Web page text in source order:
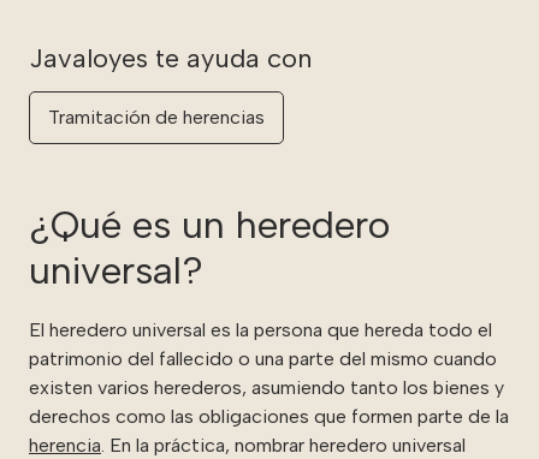
Tramitación de herencias
¿Qué es un heredero
universal?
El heredero universal es la persona que hereda todo el
patrimonio del fallecido o una parte del mismo cuando
existen varios herederos, asumiendo tanto los bienes y
derechos como las obligaciones que formen parte de la
herencia. En la práctica, nombrar heredero universal